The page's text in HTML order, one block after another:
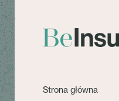
Strona główna